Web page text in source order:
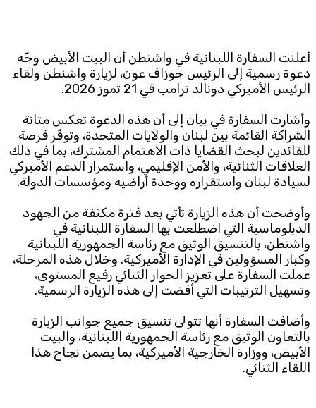
Cookies Policy
Subscribe to the newsletter
TTV
TTV Plus
Download the app
© 2025. All Rights Reserved. ByKoein
أعلنت السفارة اللبنانية في واشنطن أن البيت الأبيض وجّه
دعوة رسمية إلى الرئيس جوزاف عون، لزيارة واشنطن ولقاء
الرئيس الأميركي دونالد ترامب في 21 تموز 2026.
وأشارت السفارة في بيان إلى أن هذه الدعوة تعكس متانة
الشراكة القائمة بين لبنان والولايات المتحدة، وتوفّر فرصة
للقائدين لبحث القضايا ذات الاهتمام المشترك، بما في ذلك
العلاقات الثنائية، والأمن الإقليمي، واستمرار الدعم الأميركي
لسيادة لبنان واستقراره ووحدة أراضيه ومؤسسات الدولة.
وأوضحت أن هذه الزيارة تأتي بعد فترة مكثفة من الجهود
الدبلوماسية التي اضطلعت بها السفارة اللبنانية في
واشنطن، بالتنسيق الوثيق مع رئاسة الجمهورية اللبنانية
وكبار المسؤولين في الإدارة الأميركية. وخلال هذه المرحلة،
عملت السفارة على تعزيز الحوار الثنائي رفيع المستوى،
وتسهيل الترتيبات التي أفضت إلى هذه الزيارة الرسمية.
وأضافت السفارة أنها تتولى تنسيق جميع جوانب الزيارة
بالتعاون الوثيق مع رئاسة الجمهورية اللبنانية، والبيت
الأبيض، ووزارة الخارجية الأميركية، بما يضمن نجاح هذا
اللقاء الثنائي.